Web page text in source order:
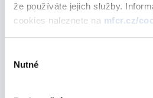
že používáte jejich služby.
cookies naleznete na mfcr.cz/
souhlasu
Nutné
Žádost o poskytnutí